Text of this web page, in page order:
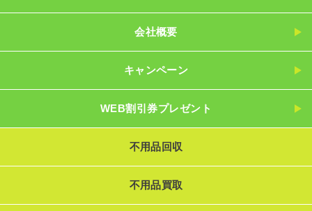
会社概要
キャンペーン
WEB割引券プレゼント
不用品回収
不用品買取